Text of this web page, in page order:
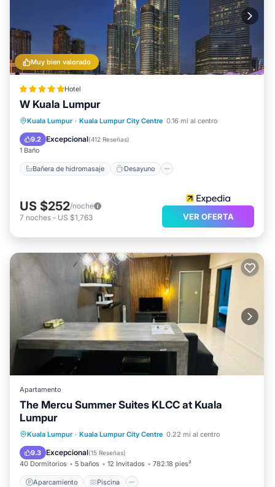
Muy bien valorado
Hotel
W Kuala Lumpur
Kuala Lumpur · Kuala Lumpur City Centre 0.16 mi al centro
9.2 Excepcional(412 Reseñas)
1 Baño
Bañera de hidromasaje Desayuno
Bañera de hidromasaje
Desayuno
Piscina
Spa
US $252/noche
7 noches - US $1,763 VER OFERTA
Apartamento
The Mercu Summer Suites KLCC at Kuala
Lumpur
Kuala Lumpur · Kuala Lumpur City Centre 0.22 mi al centro
9.3 Excepcional(15 Reseñas)
40 Dormitorios 5 baños 12 Invitados 782.18 pies²
Aparcamiento Piscina
Aparcamiento
Piscina
Aire acondicionado